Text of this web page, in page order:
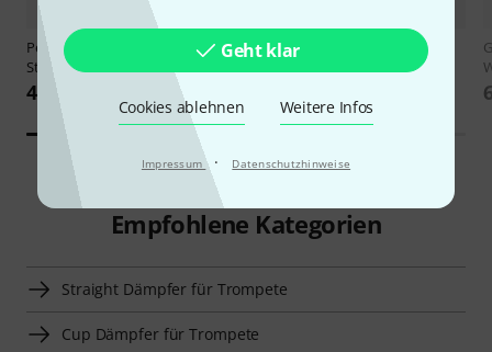
Geht klar
Cookies ablehnen Weitere Infos
Impressum · Datenschutzhinweise
Pearl PAB-100 Wood Block mit B-
Stock
49,20 €
Kolberg
Empfohlene Kategorien
Straight Dämpfer für Trompete
Cup Dämpfer für Trompete